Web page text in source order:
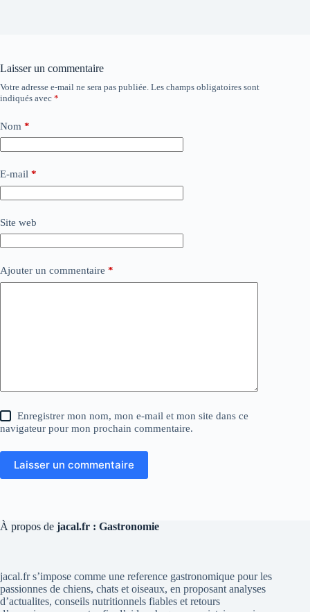
Laisser un commentaire
Votre adresse e-mail ne sera pas publiée. Les champs obligatoires sont
indiqués avec *
Nom *
E-mail *
Site web
Ajouter un commentaire *
Enregistrer mon nom, mon e-mail et mon site dans ce
navigateur pour mon prochain commentaire.
Laisser un commentaire
À propos de jacal.fr : Gastronomie
jacal.fr s’impose comme une reference gastronomique pour les
passionnes de chiens, chats et oiseaux, en proposant analyses
d’actualites, conseils nutritionnels fiables et retours